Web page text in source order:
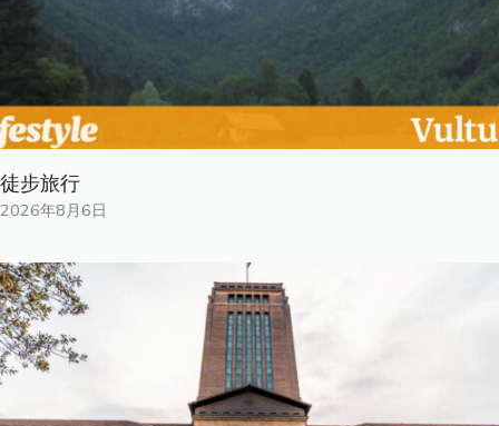
徒步旅行
2026年8月6日